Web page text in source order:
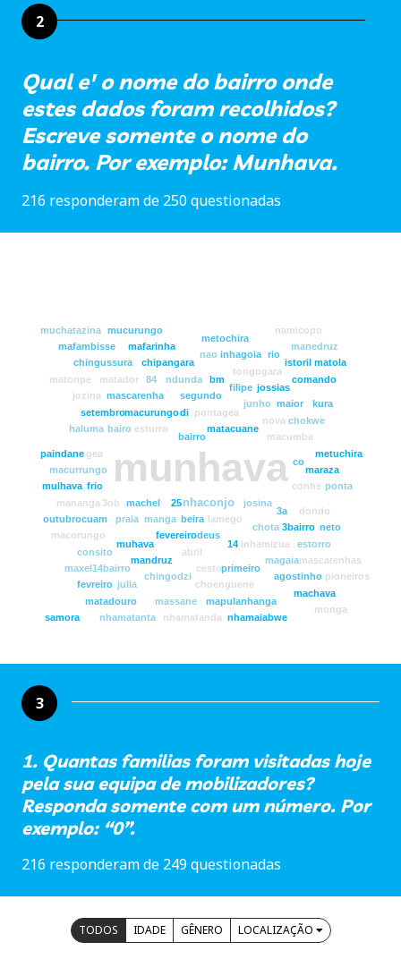
2
Qual e' o nome do bairro onde
estes dados foram recolhidos?
Escreve somente o nome do
bairro. Por exemplo: Munhava.
216 responderam de 250 questionadas
munhava
nhaconjo
bairro
matacuane
lamego
manga beira
25
esturro
josina
machel
macurungo pontagea
chota
deus
fevereiro
inhamizua
junho
mascarenha
muhava
nova
praia
segundo
14
abril
bairo
filipe jossias
macumba
magaia
maior
mandruz
matador ndunda
primeiro
setembro
tongogara
14bairro
3a
3bairro
3ob
84
agostinho
bm
cesto
chingodzi
chingussura chipangara
choenguene
chokwe
co
comando
conhe
consito
cuam
di
dondo
estorro
fevreiro
frio
gea
haluma
inhagoia
istoril
jozina
julia
kura
machava
macorungo
macurrungo
mafambisse mafarinha
mananga
manedruz
mapulanhanga
maraza
mascarenhas
massane
matadouro
matola
matonpe
maxel
metochira
metuchira
monga
muchatazina mucurungo
mulhava
namicopo
nao
neto
nhamaiabwe
nhamatanda
nhamatanta
outubro
paindane
pioneiros
ponta
rio
samora
3
1. Quantas familias foram visitadas hoje
pela sua equipa de mobilizadores?
Responda somente com um número. Por
exemplo: “0”.
216 responderam de 249 questionadas
TODOS IDADE GÊNERO LOCALIZAÇÃO